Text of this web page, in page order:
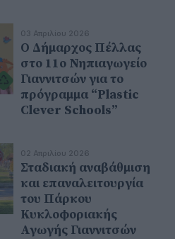
03 Απριλίου 2026
Ο Δήμαρχος Πέλλας
στο 11ο Νηπιαγωγείο
Γιαννιτσών για το
πρόγραμμα “Plastic
Clever Schools”
02 Απριλίου 2026
Σταδιακή αναβάθμιση
και επαναλειτουργία
του Πάρκου
Κυκλοφοριακής
Αγωγής Γιαννιτσών